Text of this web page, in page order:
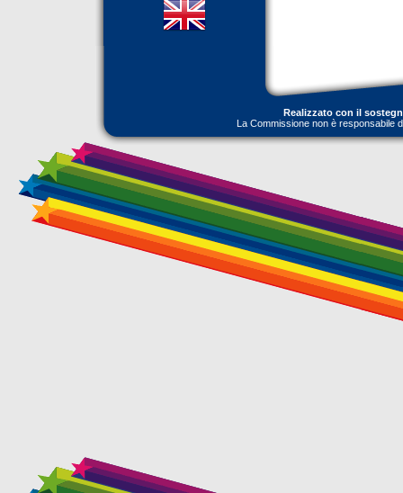
Realizzato con il
La Commissione non è responsabile